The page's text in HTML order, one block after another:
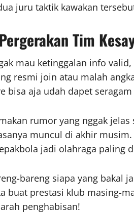
juru taktik kawakan
Tim
mau ketinggalan info
resmi join atau malah
bisa aja udah dapet
rumor yang nggak
muncul di akhir
jadi olahraga paling
bareng siapa yang bakal
buat prestasi klub masing-
penghabisan!